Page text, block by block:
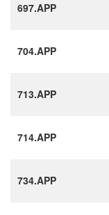
697.APP
704.APP
713.APP
714.APP
734.APP